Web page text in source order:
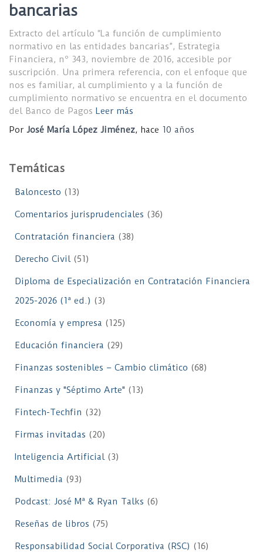
bancarias
Extracto del artículo “La función de cumplimiento
normativo en las entidades bancarias”, Estrategia
Financiera, nº 343, noviembre de 2016, accesible por
suscripción. Una primera referencia, con el enfoque que
nos es familiar, al cumplimiento y a la función de
cumplimiento normativo se encuentra en el documento
del Banco de Pagos Leer más
Por José María López Jiménez, hace 10 años
Temáticas
Baloncesto (13)
Comentarios jurisprudenciales (36)
Contratación financiera (38)
Derecho Civil(51)
Diploma de Especialización en Contratación Financiera
2025-2026 (1ª ed.) (3)
Economía y empresa (125)
Educación financiera (29)
Finanzas sostenibles – Cambio climático (68)
Finanzas y "Séptimo Arte" (13)
Fintech-Techfin (32)
Firmas invitadas (20)
Inteligencia Artificial(3)
Multimedia (93)
Podcast: José Mª & Ryan Talks (6)
Reseñas de libros (75)
Responsabilidad Social Corporativa (RSC) (16)